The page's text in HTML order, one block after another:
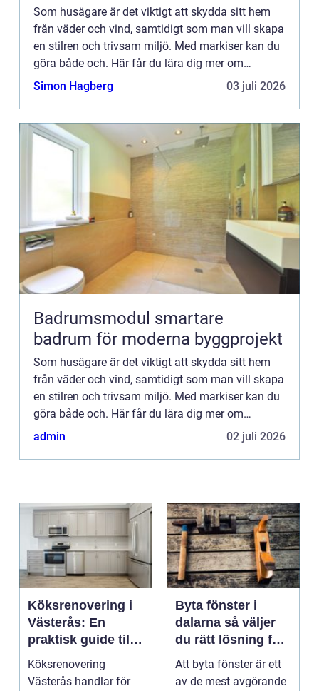
Som husägare är det viktigt att skydda sitt hem
från väder och vind, samtidigt som man vill skapa
en stilren och trivsam miljö. Med markiser kan du
göra både och. Här får du lära dig mer om
markise...
Simon Hagberg 03 juli 2026
Badrumsmodul smartare
badrum för moderna byggprojekt
Som husägare är det viktigt att skydda sitt hem
från väder och vind, samtidigt som man vill skapa
en stilren och trivsam miljö. Med markiser kan du
göra både och. Här får du lära dig mer om
markise...
admin 02 juli 2026
Köksrenovering i
Västerås: En
praktisk guide till
ett lyckat projekt
Köksrenovering
Västerås handlar för
Byta fönster i
dalarna så väljer
du rätt lösning för
hus och klimat
Att byta fönster är ett
av de mest avgörande